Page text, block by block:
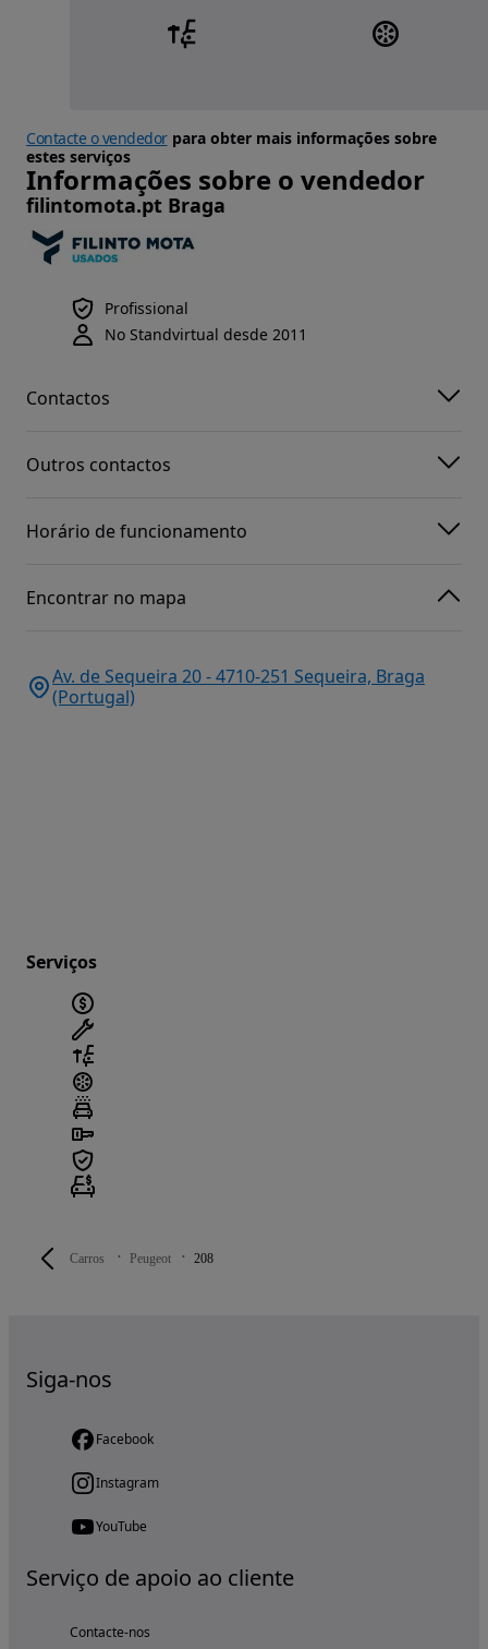
Carros Peugeot 208
Contacte o vendedorpara obter mais informações sobre
estes serviços
Informações sobre o vendedor
filintomota.pt Braga
Profissional
No Standvirtual desde 2011
Contactos
Outros contactos
Horário de funcionamento
Encontrar no mapa
Av. de Sequeira 20 - 4710-251 Sequeira, Braga
(Portugal)
Serviços
Siga-nos
Facebook
Instagram
YouTube
Serviço de apoio ao cliente
Contacte-nos